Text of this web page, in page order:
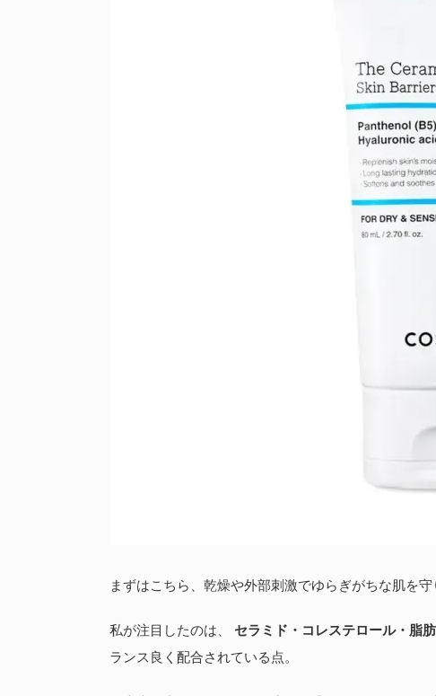
まずはこちら、乾燥や外部刺激でゆらぎがちな肌を
私が注目したのは、 セラミド・コレステロール・脂
ランス良く配合されている点。